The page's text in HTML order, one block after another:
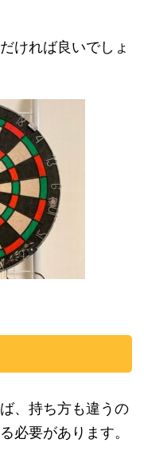
ければ良いでしょ
、持ち方も違うの
必要があります。